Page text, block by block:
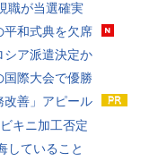
職が当選確実
平和式典を欠席
シア派遣決定か
際大会で優勝
改善」アピール
キニ加工否定
していること